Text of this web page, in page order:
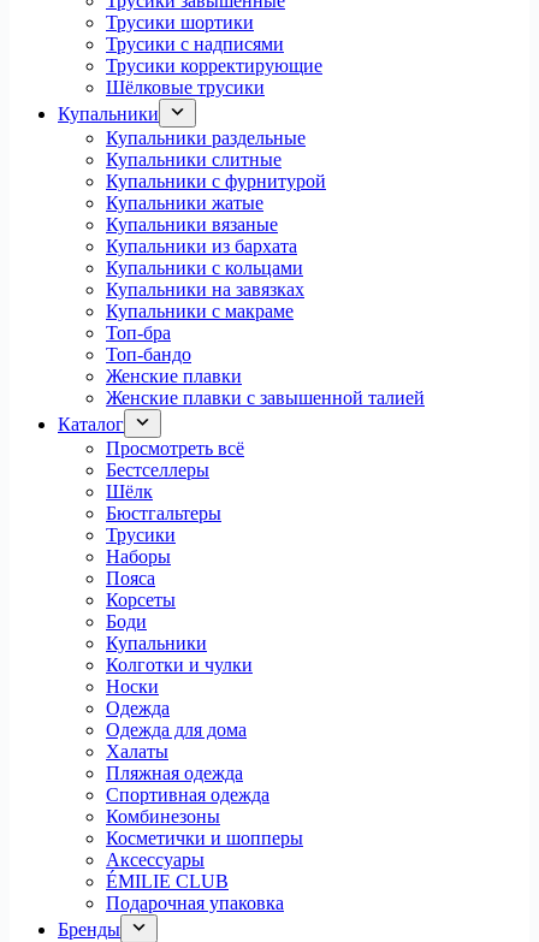
Трусики шортики
Трусики с надписями
Трусики корректирующие
Шёлковые трусики
Купальники
Купальники раздельные
Купальники слитные
Купальники с фурнитурой
Купальники жатые
Купальники вязаные
Купальники из бархата
Купальники с кольцами
Купальники на завязках
Купальники с макраме
Топ-бра
Топ-бандо
Женские плавки
Женские плавки с завышенной талией
Каталог
Просмотреть всё
Бестселлеры
Шёлк
Бюстгальтеры
Трусики
Наборы
Пояса
Корсеты
Боди
Купальники
Колготки и чулки
Носки
Одежда
Одежда для дома
Халаты
Пляжная одежда
Спортивная одежда
Комбинезоны
Косметички и шопперы
Аксессуары
ÉMILIE CLUB
Подарочная упаковка
Бренды